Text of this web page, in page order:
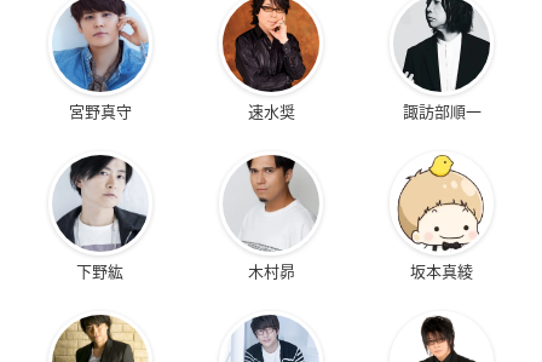
宮野真守 速水奨 諏訪部順一
下野紘 木村昴 坂本真綾